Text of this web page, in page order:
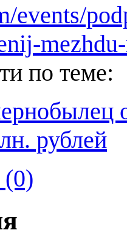
events/
по теме:
рублей